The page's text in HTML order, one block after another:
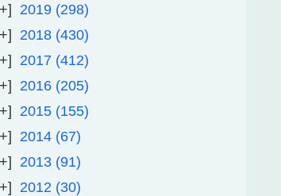
2019 298
2018 430
2017 412
2016 205
2015 155
2014 67
2013 91
2012
30